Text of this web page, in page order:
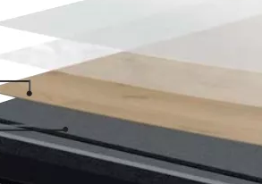
SC5-04 SPC Flooring Chevron